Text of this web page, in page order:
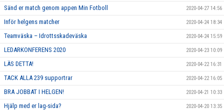
Sänd er match genom appen Min Fotboll 2020-04-27 14:56
Inför helgens matcher 2020-04-24 18:34
Teamväska – Idrottsskadeväska 2020-04-24 15:59
LEDARKONFERENS 2020 2020-04-23 10:09
LÄS DETTA! 2020-04-22 16:31
TACK ALLA 239 supportrar 2020-04-22 16:05
BRA JOBBAT I HELGEN! 2020-04-21 10:33
Hjälp med er lag-sida? 2020-04-20 13:35